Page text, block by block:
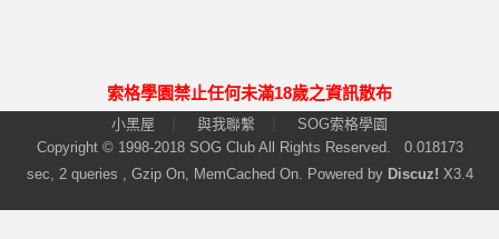
索格學園禁止任何未滿18歲之資訊散布
小黑屋 與我聯繫
SOG索格學園
Copyright © 1998-2018 SOG ClubAll Rights Reserved. 0.018173
sec, 2 queries , Gzip On, MemCached On. Powered by Discuz! X3.4